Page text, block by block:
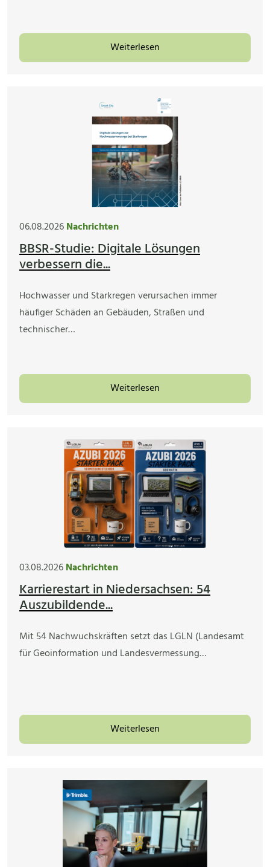
Weiterlesen
06.08.2026Nachrichten
BBSR-Studie: Digitale Lösungen
verbessern die...
Hochwasser und Starkregen verursachen immer
häufiger Schäden an Gebäuden, Straßen und
technischer…
Weiterlesen
03.08.2026Nachrichten
Karrierestart in Niedersachsen: 54
Auszubildende...
Mit 54 Nachwuchskräften setzt das LGLN (Landesamt
für Geoinformation und Landesvermessung…
Weiterlesen